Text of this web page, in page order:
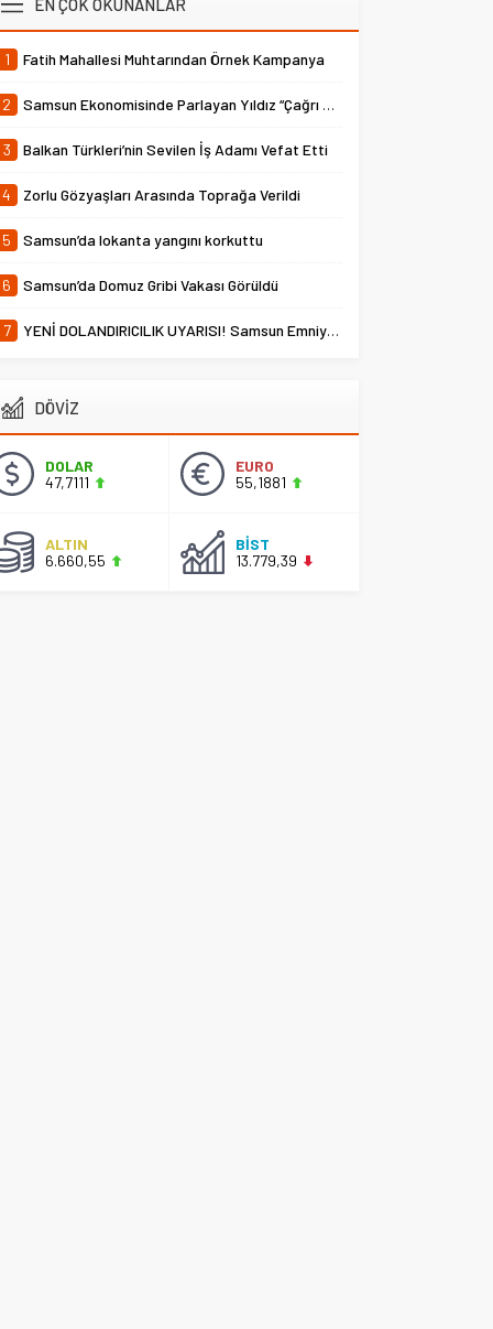
EN ÇOK OKUNANLAR
1 Fatih Mahallesi Muhtarından Örnek Kampanya
2 Samsun Ekonomisinde Parlayan Yıldız “Çağrı Temper”
3 Balkan Türkleri’nin Sevilen İş Adamı Vefat Etti
4 Zorlu Gözyaşları Arasında Toprağa Verildi
5 Samsun’da lokanta yangını korkuttu
6 Samsun’da Domuz Gribi Vakası Görüldü
7 YENİ DOLANDIRICILIK UYARISI! Samsun Emniyet Müdürlüğü Uyardı
DÖVİZ
DOLAR
47,7111
EURO
55,1881
ALTIN
6.660,55
BİST
13.779,39